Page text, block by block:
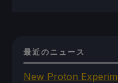
最近のニュース
New Proton